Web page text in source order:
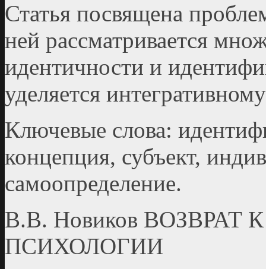
Статья посвящена
ней рассматривается
идентичности и
уделяется
Ключевые слова:
концепция, субъект,
самоопределение.
В.В. Новиков
ПСИХОЛОГИИ